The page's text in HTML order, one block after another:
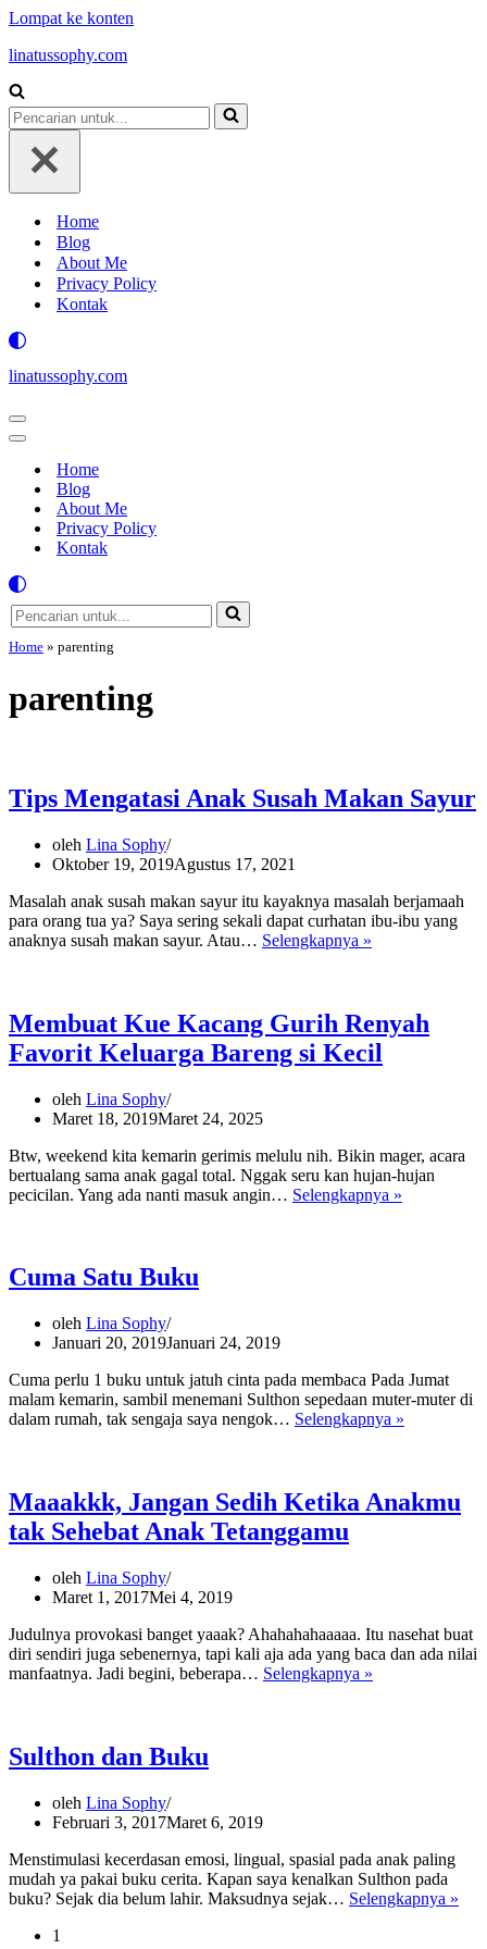
Lompat ke konten
linatussophy.com
Pencarian
untuk...
Home
Blog
About Me
Privacy Policy
Kontak
linatussophy.com
Menu
Navigasi
Menu
NavigasiHome
Blog
About Me
Privacy Policy
Kontak
Pencarian
untuk...
Home » parenting
parenting
Tips Mengatasi Anak Susah Makan Sayur
oleh Lina Sophy
Oktober 19, 2019Agustus 17, 2021
Masalah anak susah makan sayur itu kayaknya masalah berjamaah
para orang tua ya? Saya sering sekali dapat curhatan ibu-ibu yang
anaknya susah makan sayur. Atau… Selengkapnya »
Makan
Sayur
Membuat Kue Kacang Gurih Renyah
Favorit Keluarga Bareng si Kecil
oleh Lina Sophy
Maret 18, 2019Maret 24, 2025
Btw, weekend kita kemarin gerimis melulu nih. Bikin mager, acara
bertualang sama anak gagal total. Nggak seru kan hujan-hujan
pecicilan. Yang ada nanti masuk angin… Selengkapnya »
Kecil
Cuma Satu Buku
oleh Lina Sophy
Januari 20, 2019Januari 24, 2019
Cuma perlu 1 buku untuk jatuh cinta pada membaca Pada Jumat
malam kemarin, sambil menemani Sulthon sepedaan muter-muter di
dalam rumah, tak sengaja saya nengok… Selengkapnya »
Maaakkk, Jangan Sedih Ketika Anakmu
tak Sehebat Anak Tetanggamu
oleh Lina Sophy
Maret 1, 2017Mei 4, 2019
Judulnya provokasi banget yaaak? Ahahahahaaaaa. Itu nasehat buat
diri sendiri juga sebenernya, tapi kali aja ada yang baca dan ada nilai
manfaatnya. Jadi begini, beberapa… Selengkapnya »
Sulthon dan Buku
oleh Lina Sophy
Februari 3, 2017Maret 6, 2019
Menstimulasi kecerdasan emosi, lingual, spasial pada anak paling
mudah ya pakai buku cerita. Kapan saya kenalkan Sulthon pada
buku? Sejak dia belum lahir. Maksudnya sejak… Selengkapnya »
1